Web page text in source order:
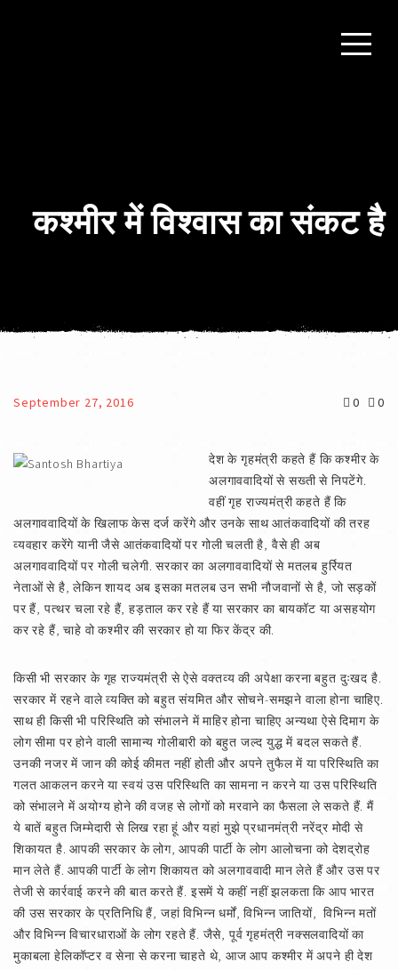
कश्मीर में विश्वास का संकट है
September 27, 2016 0 0
देश के गृहमंत्री कहते हैं कि कश्मीर के
अलगाववादियों से सख्ती से निपटेंगे.
वहीं गृह राज्यमंत्री कहते हैं कि
अलगाववादियों के खिलाफ केस दर्ज करेंगे और उनके साथ आतंकवादियों की तरह
व्यवहार करेंगे यानी जैसे आतंकवादियों पर गोली चलती है, वैसे ही अब
अलगाववादियों पर गोली चलेगी. सरकार का अलगाववादियों से मतलब हुर्रियत
नेताओं से है, लेकिन शायद अब इसका मतलब उन सभी नौजवानों से है, जो सड़कों
पर हैं, पत्थर चला रहे हैं, हड़ताल कर रहे हैं या सरकार का बायकॉट या असहयोग
कर रहे हैं, चाहे वो कश्मीर की सरकार हो या फिर केंद्र की.
किसी भी सरकार के गृह राज्यमंत्री से ऐसे वक्तव्य की अपेक्षा करना बहुत दुःखद है.
सरकार में रहने वाले व्यक्ति को बहुत संयमित और सोचने-समझने वाला होना चाहिए.
साथ ही किसी भी परिस्थिति को संभालने में माहिर होना चाहिए अन्यथा ऐसे दिमाग के
लोग सीमा पर होने वाली सामान्य गोलीबारी को बहुत जल्द युद्ध में बदल सकते हैं.
उनकी नजर में जान की कोई कीमत नहीं होती और अपने तुफैल में या परिस्थिति का
गलत आकलन करने या स्वयं उस परिस्थिति का सामना न करने या उस परिस्थिति
को संभालने में अयोग्य होने की वजह से लोगों को मरवाने का फैसला ले सकते हैं. मैं
ये बातें बहुत जिम्मेदारी से लिख रहा हूं और यहां मुझे प्रधानमंत्री नरेंद्र मोदी से
शिकायत है. आपकी सरकार के लोग, आपकी पार्टी के लोग आलोचना को देशद्रोह
मान लेते हैं. आपकी पार्टी के लोग शिकायत को अलगाववादी मान लेते हैं और उस पर
तेजी से कार्रवाई करने की बात करते हैं. इसमें ये कहीं नहीं झलकता कि आप भारत
की उस सरकार के प्रतिनिधि हैं, जहां विभिन्न धर्मों, विभिन्न जातियों, विभिन्न मतों
और विभिन्न विचारधाराओं के लोग रहते हैं. जैसे, पूर्व गृहमंत्री नक्सलवादियों का
मुकाबला हेलिकॉप्टर व सेना से करना चाहते थे, आज आप कश्मीर में अपने ही देश